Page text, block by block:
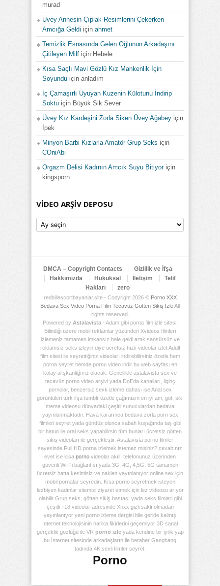
murad
Üvey Annesin Çıplak Resimlerini Çekerken
Amcığa Geldi için ahmet
Temizlik Esnasında Gelen Oğlunun Arkadaşını
Çitileyen Milf için Hebele
Kısa Saçlı Mavi Gözlü Kız Mankenlik İçin
Soyundu için anladım
İç Çamaşırlı Uyuyan Kuzenin Külotunu İndirip
Soktu için Büyük Sik Sever
Üvey Kız Kardeşini Zorla Siken Üvey Ağabey için
İpek
Minyon Barbi Kızlarla Amatör Grup Seks için
COniAbi
Orgazm Delisi Kadının Amcık Suyu Bitiyoriçin
kingsporn
VIDEO ARŞIV DEPOSU
Video
Arşiv
DMCA – Copyright Contacts
Gizlilik ve İfşa
Hakkımızda
Hukuksal İletişim
Telif
Hakları
zero
redbillescortbayanlar.site - Copyright 2026 © Porno XXX
Bedava Sex Video Porna Film Tecavüz Götten Sikiş İzleAll
rights reserved.
Powered by Astalavista- Adam gibi porna film izle sitesi;
Bilindiği üzere mobil reklamlar yüzünden Xvideos filmleri
izlemeniz tamamen imkansız hale geldi artık sansürsüz ve
reklamsız seks izleyin diye ücretsiz hızlı videolar izlet Adult
film sitesi ile seyrettiğiniz videoları indirebilirsiniz özetle hem
porna seyret hemde pornu video indir bu web sayfası en
kolay alışkanlığınız olacak. Genellikle astalavista sex ve
tecavüz porno video arşivi yada DoEda kanalları, ilginç
pornolar, benzersiz sexk izleme dahası ise Anal sex
görüntüleri türk ifşa tumblr özetle çağımızın en iyi am, göt, sik,
meme videosu dünyadaki çeşitli sunuculardan bedava
yayınlanmaktadır. Hava kararınca bedava zorla porn sex
filmleri seyret yada gündüz olunca sabah kuşağında taş gibi
bir hatun ile oral seks yapabilirsin tüm bunları ücretsiz götten
sikiş videoları ile gerçekleştir. Astalavista porno filmler
sayesinde Full HD porna izlemek istemez misiniz? cevabınız
evet ise kisa porno videolar akıllı telefonunuz üzerinden
güvenli Wi-Fi bağlantısı yada 3G, 4G, 4,5G, 5G tamamen
ücretsiz hatta kesintisiz ve naklen yayınlanıyor online sex için
mobil pornalar seyredin. Kısa porno seyretmek isteyen
lezbiyen kadınlar sitemizi ziyaret etmek için lez videosu arıyor
olabilir Grup seks, götten sikiş hastası yada seks filmleri gibi
çeşitli +18 videolar adresinde Xnxx gizli saklı olmadan
yayınlanıyor yeni porno izleme dergisi bile geride kalmış
İnternet teknolojisinin harika fikirlerini geçemiyor 3D sanal
gerçeklik gözlüğü ile VR porno izleyada kendine bir iyilik yap
bu İnternet sitesinde arkadaşların ile beraber Gangbang
tadında 4K sexli filmler seyret.
Porno